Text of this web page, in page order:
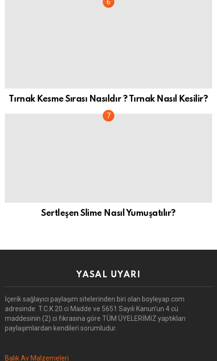
Tırnak Kesme Sırası Nasıldır ? Tırnak Nasıl Kesilir?
Sertleşen Slime Nasıl Yumuşatılır?
YASAL UYARI
İçerik sağlayıcı paylaşım sitelerinden biri olan boyleyap.com
adresinde T.C.K 20.ci Madde ve 5651 Sayılı Kanun’un 4.cü
maddesinin (2).ci fıkrasına göre TÜM ÜYELERİMİZ yaptıkları
paylaşımlardan kendileri sorumludur.
Balık Av Malzemeleri